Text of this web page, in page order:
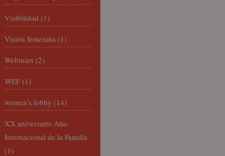
Visibilidad (1)
Visión femenina (1)
Webinars (2)
WEF (1)
women's lobby (14)
XX aniversario Año
Internacional de la Familia
(1)